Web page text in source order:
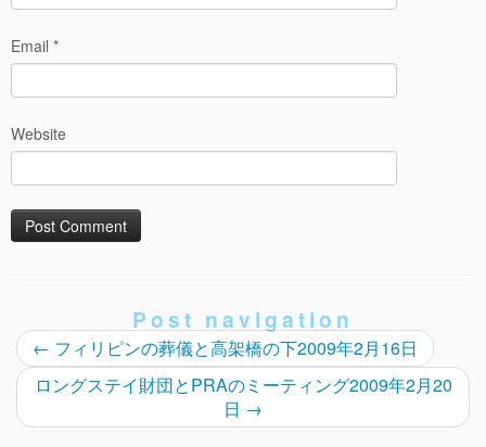
Email *
Website
Post navigation
← フィリピンの葬儀と高架橋の下2009年2月16日
ロングステイ財団とPRAのミーティング2009年2月20
日 →